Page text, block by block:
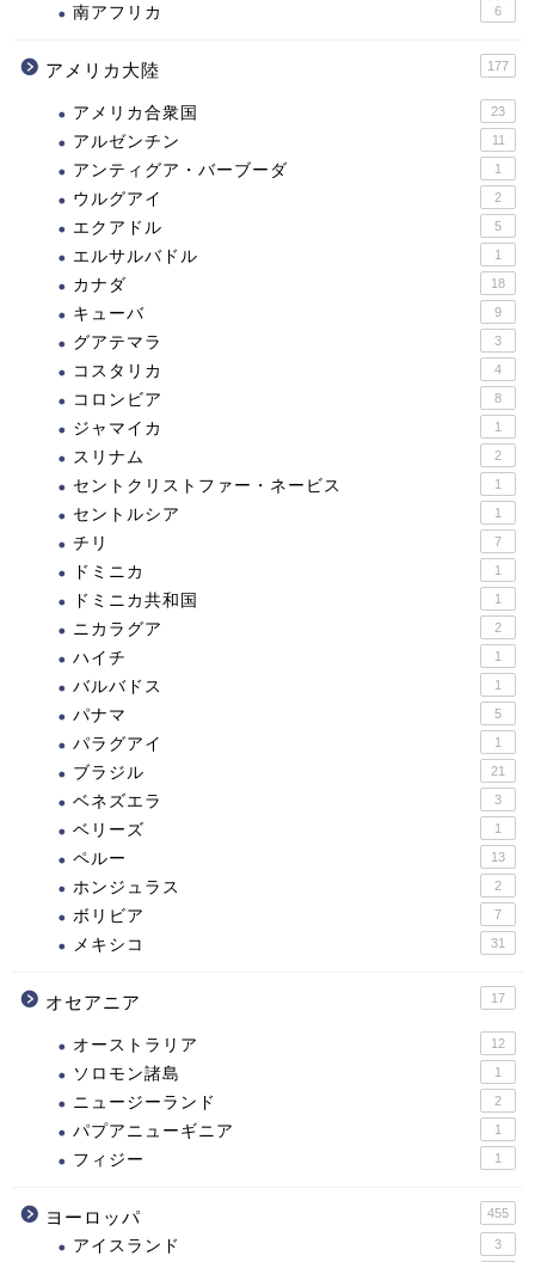
南アフリカ 6
アメリカ大陸 177
アメリカ合衆国 23
アルゼンチン 11
アンティグア・バーブーダ 1
ウルグアイ 2
エクアドル 5
エルサルバドル 1
カナダ 18
キューバ 9
グアテマラ 3
コスタリカ 4
コロンビア 8
ジャマイカ 1
スリナム 2
セントクリストファー・ネービス 1
セントルシア 1
チリ 7
ドミニカ 1
ドミニカ共和国 1
ニカラグア 2
ハイチ 1
バルバドス 1
パナマ 5
パラグアイ 1
ブラジル 21
ベネズエラ 3
ベリーズ 1
ペルー 13
ホンジュラス 2
ボリビア 7
メキシコ 31
オセアニア 17
オーストラリア 12
ソロモン諸島 1
ニュージーランド 2
パプアニューギニア 1
フィジー 1
ヨーロッパ 455
アイスランド 3